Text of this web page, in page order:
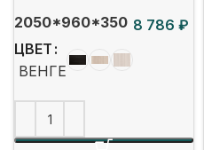
2050*960*350
₽
ЦВЕТ
ВЕНГЕ